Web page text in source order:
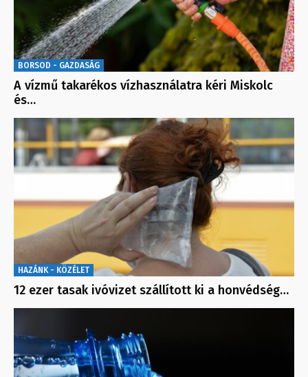
BORSOD - GAZDASÁG
A vízmű takarékos vízhasználatra kéri Miskolc
és…
HAZÁNK - KÖZÉLET
12 ezer tasak ivóvizet szállított ki a honvédség…